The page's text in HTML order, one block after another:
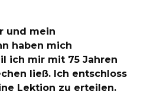
und mein
haben mich
ich mir mit 75 Jahren
ließ. Ich entschloss
Lektion zu erteilen.